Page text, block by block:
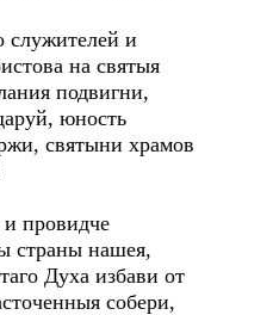
и
на святыя
подвигни,
юность
святыни храмов
провидче
страны нашея,
Духа избави от
собери,